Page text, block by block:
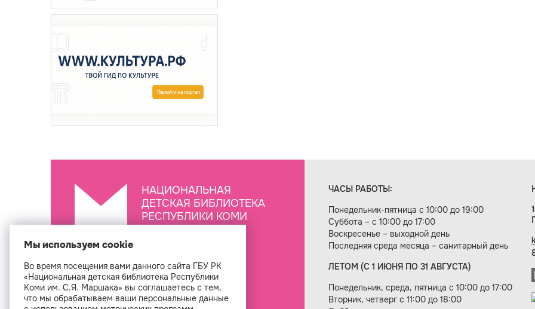
НАЦИОНАЛЬНАЯ
ДЕТСКАЯ БИБЛИОТЕКА
РЕСПУБЛИКИ КОМИ
ЧАСЫ РАБОТЫ:
Понедельник-пятница с 10:00 до 19:00
Суббота – с 10:00 до 17:00
Воскресенье – выходной день
Последняя среда месяца – санитарный день
ЛЕТОМ (С 1 ИЮНЯ ПО 31 АВГУСТА)
Понедельник, среда, пятница с 10:00 до 17:00
Вторник, четверг с 11:00 до 18:00
Создание сайта — веб-студия «Цифровой век»
Мы используем cookie
Во время посещения вами данного сайта ГБУ РК
«Национальная детская библиотека Республики
Коми им. С.Я. Маршака» вы соглашаетесь с тем,
что мы обрабатываем ваши персональные данные